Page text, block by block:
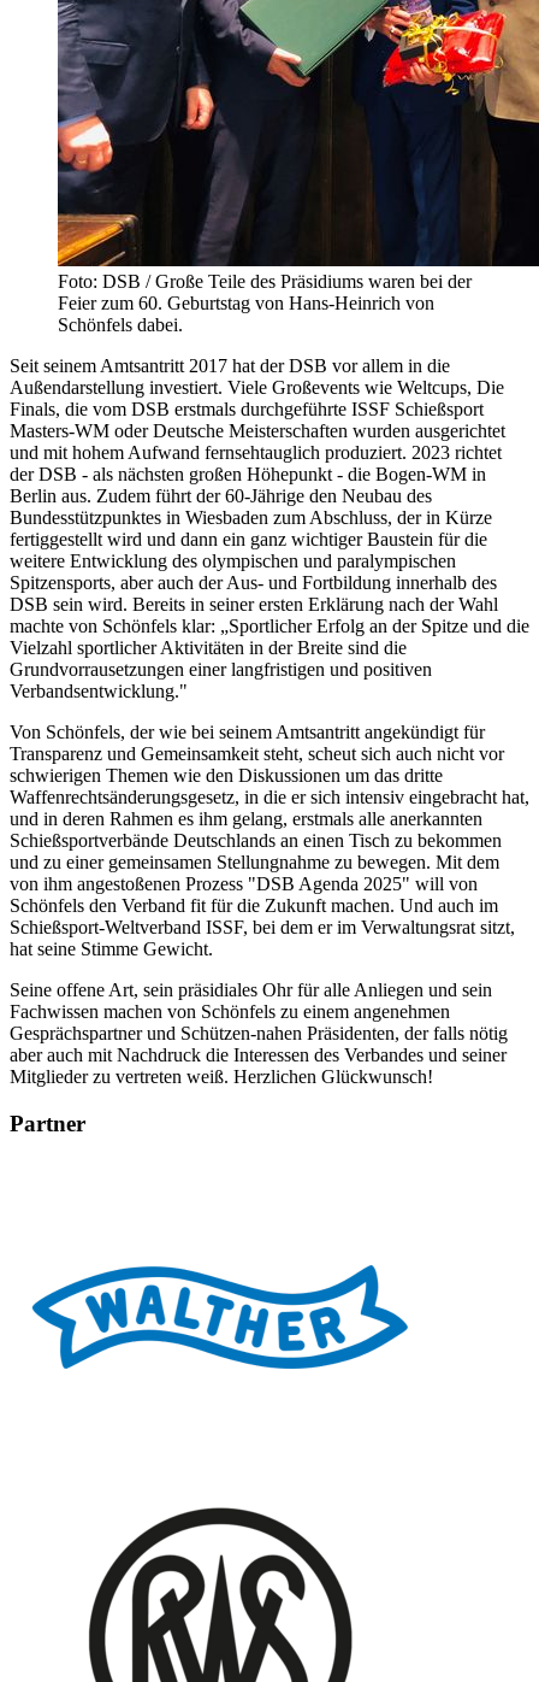
Foto: DSB / Große Teile des Präsidiums waren bei der
Feier zum 60. Geburtstag von Hans-Heinrich von
Schönfels dabei.
Seit seinem Amtsantritt 2017 hat der DSB vor allem in die
Außendarstellung investiert. Viele Großevents wie Weltcups, Die
Finals, die vom DSB erstmals durchgeführte ISSF Schießsport
Masters-WM oder Deutsche Meisterschaften wurden ausgerichtet
und mit hohem Aufwand fernsehtauglich produziert. 2023 richtet
der DSB - als nächsten großen Höhepunkt - die Bogen-WM in
Berlin aus. Zudem führt der 60-Jährige den Neubau des
Bundesstützpunktes in Wiesbaden zum Abschluss, der in Kürze
fertiggestellt wird und dann ein ganz wichtiger Baustein für die
weitere Entwicklung des olympischen und paralympischen
Spitzensports, aber auch der Aus- und Fortbildung innerhalb des
DSB sein wird. Bereits in seiner ersten Erklärung nach der Wahl
machte von Schönfels klar: „Sportlicher Erfolg an der Spitze und die
Vielzahl sportlicher Aktivitäten in der Breite sind die
Grundvorrausetzungen einer langfristigen und positiven
Verbandsentwicklung."
Von Schönfels, der wie bei seinem Amtsantritt angekündigt für
Transparenz und Gemeinsamkeit steht, scheut sich auch nicht vor
schwierigen Themen wie den Diskussionen um das dritte
Waffenrechtsänderungsgesetz, in die er sich intensiv eingebracht hat,
und in deren Rahmen es ihm gelang, erstmals alle anerkannten
Schießsportverbände Deutschlands an einen Tisch zu bekommen
und zu einer gemeinsamen Stellungnahme zu bewegen. Mit dem
von ihm angestoßenen Prozess "DSB Agenda 2025" will von
Schönfels den Verband fit für die Zukunft machen. Und auch im
Schießsport-Weltverband ISSF, bei dem er im Verwaltungsrat sitzt,
hat seine Stimme Gewicht.
Seine offene Art, sein präsidiales Ohr für alle Anliegen und sein
Fachwissen machen von Schönfels zu einem angenehmen
Gesprächspartner und Schützen-nahen Präsidenten, der falls nötig
aber auch mit Nachdruck die Interessen des Verbandes und seiner
Mitglieder zu vertreten weiß. Herzlichen Glückwunsch!
Partner